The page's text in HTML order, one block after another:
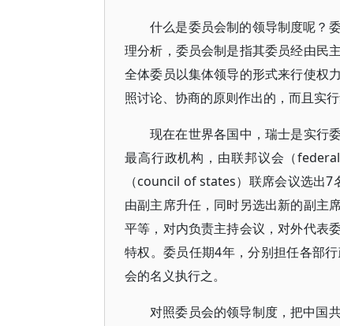
什么是委员会制的领导制度呢？
理分析，委员会制是指其委员经由民
全体委员以集体领导的形式来行使权
照讨论、协商的原则作出的，而且实
现在在世界各国中，瑞士是实行
最高行政机构，由联邦议会（
（council of states）联席会议选出
由副主席升任，同时另选出新的副主
平等，对内负责主持会议，对外代表
特权。委员任期4年，分别担任各部
会的名义执行之。
对照委员会的领导制度，把中国